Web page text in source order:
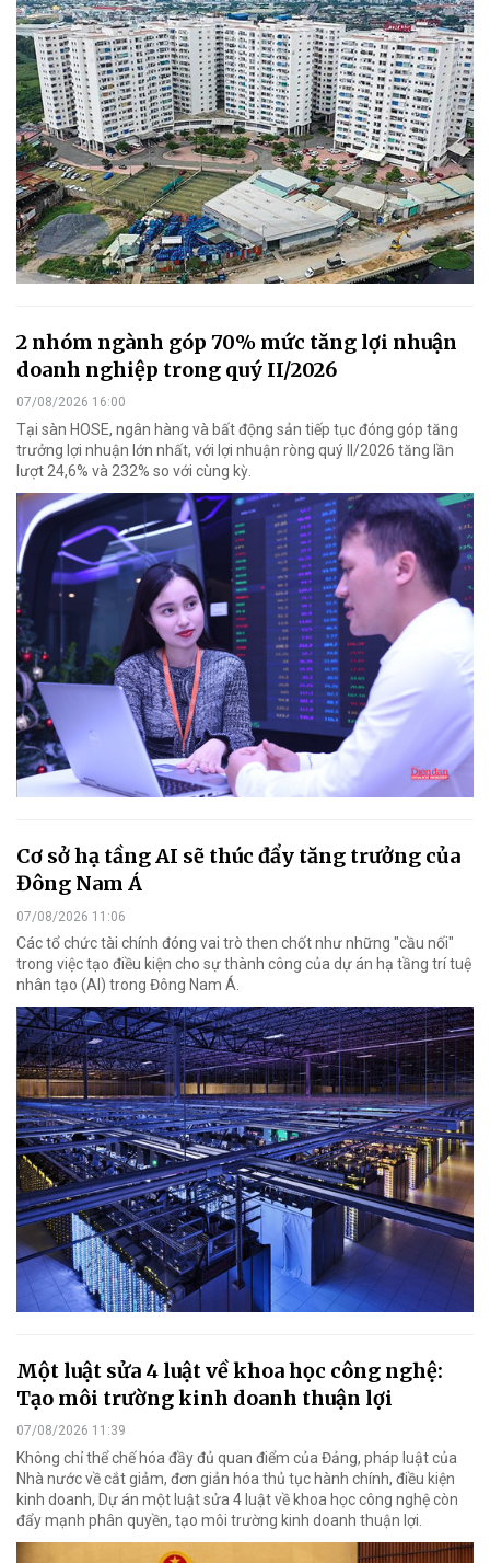
2 nhóm ngành góp 70% mức tăng lợi nhuận
doanh nghiệp trong quý II/2026
07/08/2026 16:00
Tại sàn HOSE, ngân hàng và bất động sản tiếp tục đóng góp tăng
trưởng lợi nhuận lớn nhất, với lợi nhuận ròng quý II/2026 tăng lần
lượt 24,6% và 232% so với cùng kỳ.
Cơ sở hạ tầng AI sẽ thúc đẩy tăng trưởng của
Đông Nam Á
07/08/2026 11:06
Các tổ chức tài chính đóng vai trò then chốt như những "cầu nối"
trong việc tạo điều kiện cho sự thành công của dự án hạ tầng trí tuệ
nhân tạo (AI) trong Đông Nam Á.
Một luật sửa 4 luật về khoa học công nghệ:
Tạo môi trường kinh doanh thuận lợi
07/08/2026 11:39
Không chỉ thể chế hóa đầy đủ quan điểm của Đảng, pháp luật của
Nhà nước về cắt giảm, đơn giản hóa thủ tục hành chính, điều kiện
kinh doanh, Dự án một luật sửa 4 luật về khoa học công nghệ còn
đẩy mạnh phân quyền, tạo môi trường kinh doanh thuận lợi.